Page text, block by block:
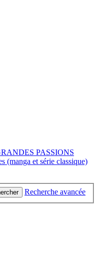
PASSIONS
(manga et série classique)
Recherche avancée